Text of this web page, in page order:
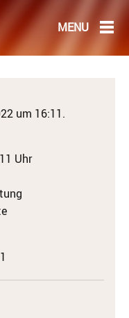
um 16:11.
Uhr